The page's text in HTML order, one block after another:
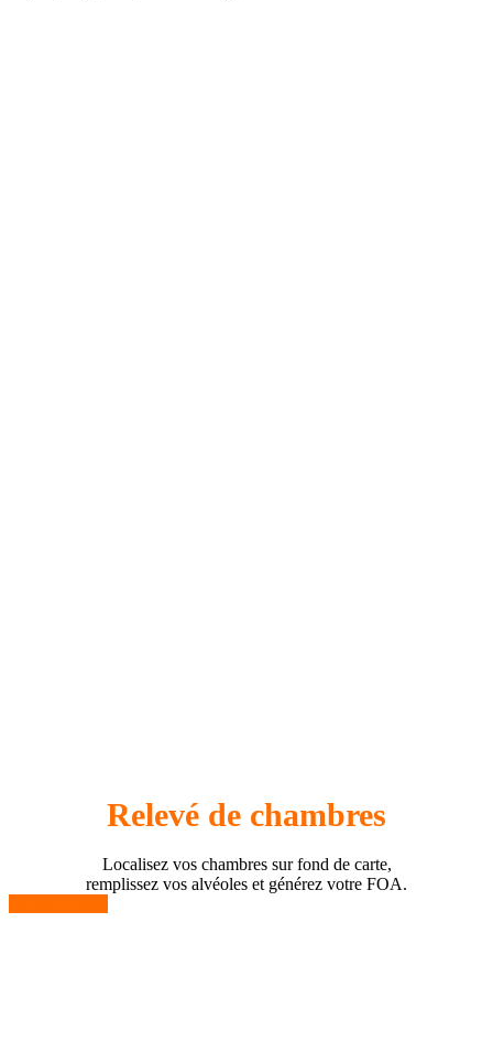
Relevé de chambres
Localisez vos chambres sur fond de carte,
remplissez vos alvéoles et générez votre FOA.